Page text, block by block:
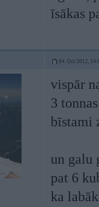
īsākas
04. Oct 2012,
vispār
3
bīstami
un galu
pat 6
ka